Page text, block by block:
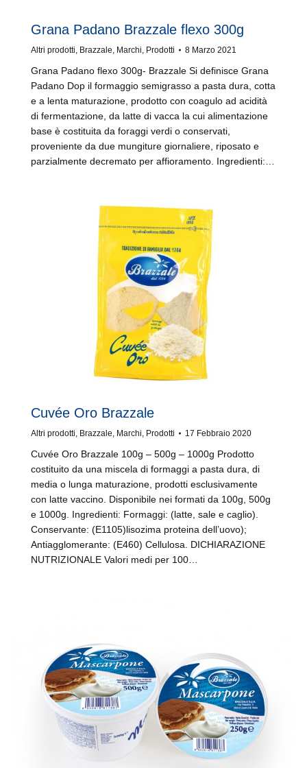
Grana Padano Brazzale flexo 300g
Altri prodotti, Brazzale, Marchi, Prodotti 8 Marzo 2021
Grana Padano flexo 300g- Brazzale Si definisce Grana
Padano Dop il formaggio semigrasso a pasta dura, cotta
e a lenta maturazione, prodotto con coagulo ad acidità
di fermentazione, da latte di vacca la cui alimentazione
base è costituita da foraggi verdi o conservati,
proveniente da due mungiture giornaliere, riposato e
parzialmente decremato per affioramento. Ingredienti:…
Cuvée Oro Brazzale
Altri prodotti, Brazzale, Marchi, Prodotti 17 Febbraio 2020
Cuvée Oro Brazzale 100g – 500g – 1000g Prodotto
costituito da una miscela di formaggi a pasta dura, di
media o lunga maturazione, prodotti esclusivamente
con latte vaccino. Disponibile nei formati da 100g, 500g
e 1000g. Ingredienti: Formaggi: (latte, sale e caglio).
Conservante: (E1105)lisozima proteina dell’uovo);
Antiagglomerante: (E460) Cellulosa. DICHIARAZIONE
NUTRIZIONALE Valori medi per 100…